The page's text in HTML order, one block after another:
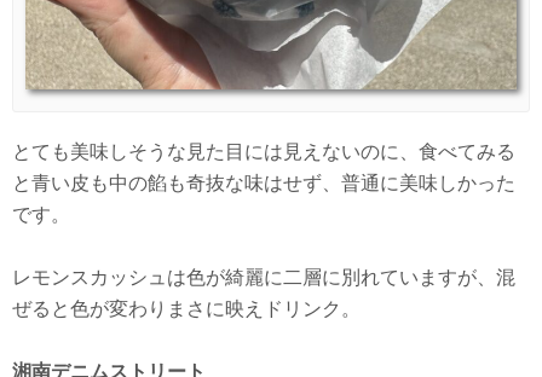
とても美味しそうな見た目には見えないのに、食べてみる
と青い皮も中の餡も奇抜な味はせず、普通に美味しかった
です。
レモンスカッシュは色が綺麗に二層に別れていますが、混
ぜると色が変わりまさに映えドリンク。
湘南デニムストリート